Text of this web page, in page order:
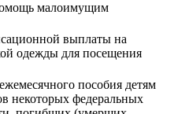
малоимущим
выплаты на
одежды для посещения
пособия детям
некоторых федеральных